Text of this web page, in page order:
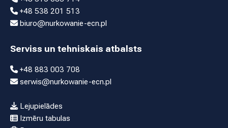
+48 538 201 513
biuro@nurkowanie-ecn.pl
Serviss un tehniskais atbalsts
+48 883 003 708
serwis@nurkowanie-ecn.pl
Lejupielādes
Izmēru tabulas